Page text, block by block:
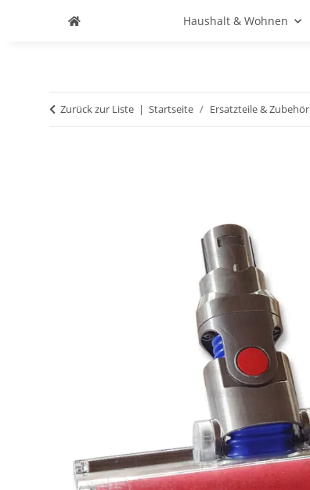
Haushalt & Wohnen
Zurück zur Liste Startseite Ersatzteile & Zubehör